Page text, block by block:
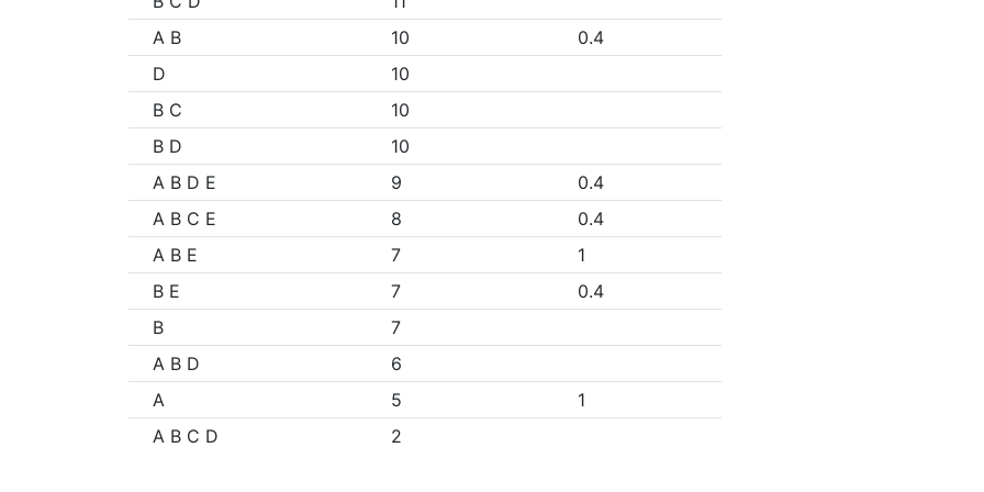
A B
10
0.4
D
10
B C
10
B D
10
A B D E
9
0.4
A B C E
8
0.4
A B E
7
1
B E
7
0.4
B
7
A B D
6
A
5
1
A B C D
2